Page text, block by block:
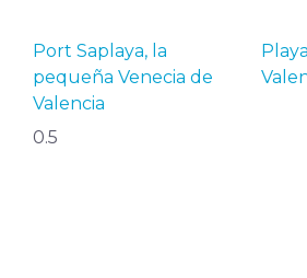
Port Saplaya, la
pequeña Venecia de
Valencia
Playas para perros en